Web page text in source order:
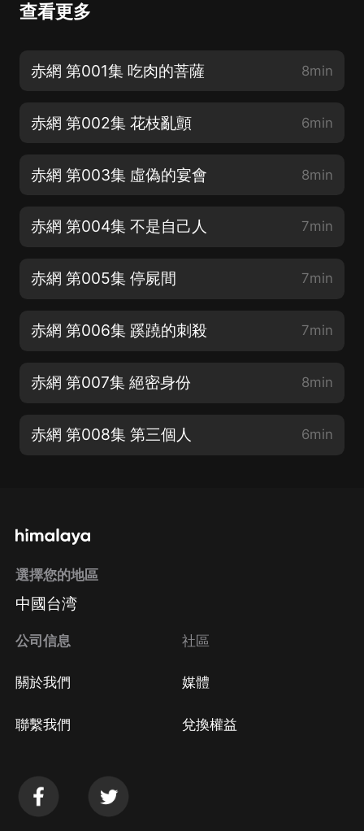
查看更多
赤網 第001集 吃肉的菩薩 8min
赤網 第002集 花枝亂顫 6min
赤網 第003集 虛偽的宴會 8min
赤網 第004集 不是自己人 7min
赤網 第005集 停屍間 7min
赤網 第006集 蹊蹺的刺殺 7min
赤網 第007集 絕密身份 8min
赤網 第008集 第三個人 6min
選擇您的地區
中國台湾
公司信息
關於我們
聯繫我們
社區
媒體
兌換權益